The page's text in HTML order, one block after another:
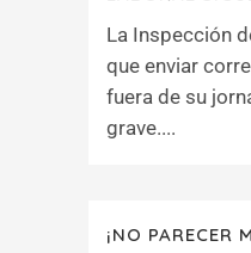
La Inspección
que enviar
fuera de su
grave....
¡NO PARECER